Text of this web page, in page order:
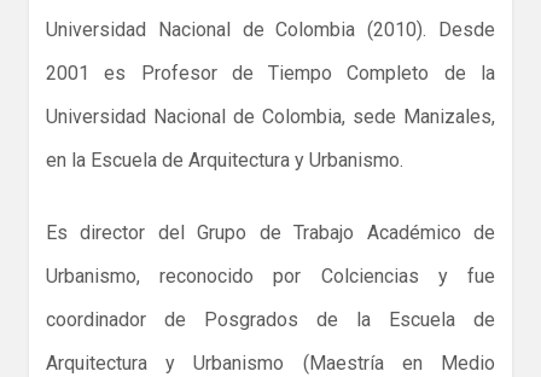
Universidad Nacional de Colombia (2010). Desde
2001 es Profesor de Tiempo Completo de la
Universidad Nacional de Colombia, sede Manizales,
en la Escuela de Arquitectura y Urbanismo.
Es director del Grupo de Trabajo Académico de
Urbanismo, reconocido por Colciencias y fue
coordinador de Posgrados de la Escuela de
Arquitectura y Urbanismo (Maestría en Medio